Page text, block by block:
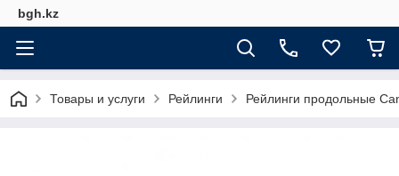
bgh.kz
Товары и услуги Рейлинги Рейлинги продольные